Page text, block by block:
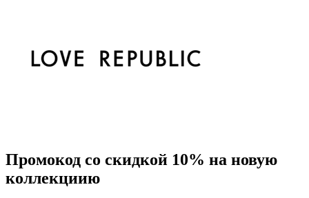
Промокод со скидкой 10% на новую
коллекциию